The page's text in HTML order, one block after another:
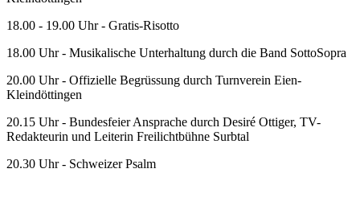
18.00 - 19.00 Uhr - Gratis-Risotto
18.00 Uhr - Musikalische Unterhaltung durch die Band SottoSopra
20.00 Uhr - Offizielle Begrüssung durch Turnverein Eien-
Kleindöttingen
20.15 Uhr - Bundesfeier Ansprache durch Desiré Ottiger, TV-
Redakteurin und Leiterin Freilichtbühne Surbtal
20.30 Uhr - Schweizer Psalm